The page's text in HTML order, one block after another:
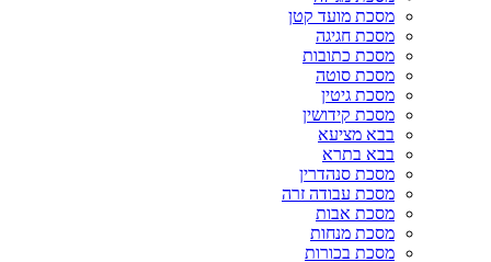
מסכת מועד קטן
מסכת חגיגה
מסכת כתובות
מסכת סוטה
מסכת גיטין
מסכת קידושין
בבא מציעא
בבא בתרא
מסכת סנהדרין
מסכת עבודה זרה
מסכת אבות
מסכת מנחות
מסכת בכורות